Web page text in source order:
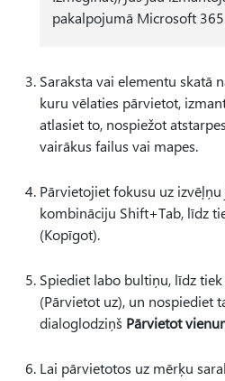
pakalpojumā Microsoft
Saraksta vai elementu skatā
kuru vēlaties pārvietot,
atlasiet to, nospiežot
vairākus failus vai mapes.
Pārvietojiet fokusu uz
kombināciju Shift+Tab, līdz
(Kopīgot).
Spiediet labo bultiņu, līdz
(Pārvietot uz), un nospiediet
dialoglodziņš Pārvietot
Lai pārvietotos uz mērķu